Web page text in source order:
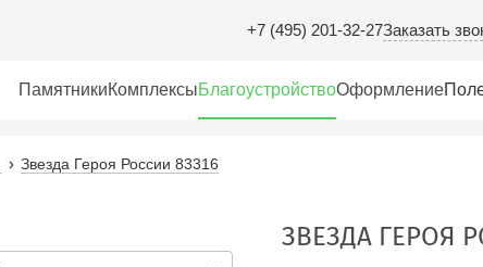
+7 (495) 201-32-27Заказать
ПамятникиКомплексыБлагоустройствоОформление
Звезда Героя России 83316
ЗВЕЗДА ГЕРОЯ